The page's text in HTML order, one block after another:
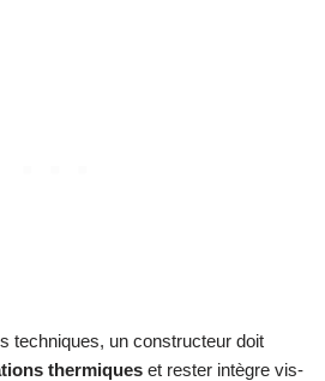
techniques, un constructeur doit
thermiques et rester intègre vis-